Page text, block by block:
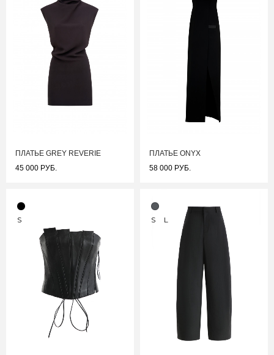
ПЛАТЬЕ GREY REVERIE
45 000 РУБ.
ПЛАТЬЕ ONYX
58 000 РУБ.
S S L